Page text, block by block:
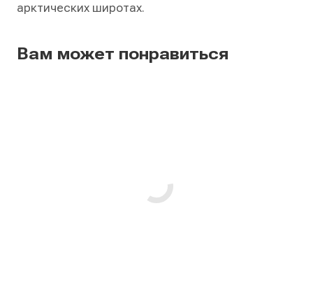
арктических широтах.
Вам может понравиться